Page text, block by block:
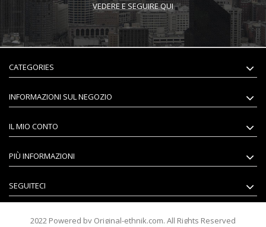
VEDERE E SEGUIRE QUI
CATEGORIES
INFORMAZIONI SUL NEGOZIO
IL MIO CONTO
PIÙ INFORMAZIONI
SEGUITECI
2022 Powered by Original-ethnik.com. All Rights Reserved